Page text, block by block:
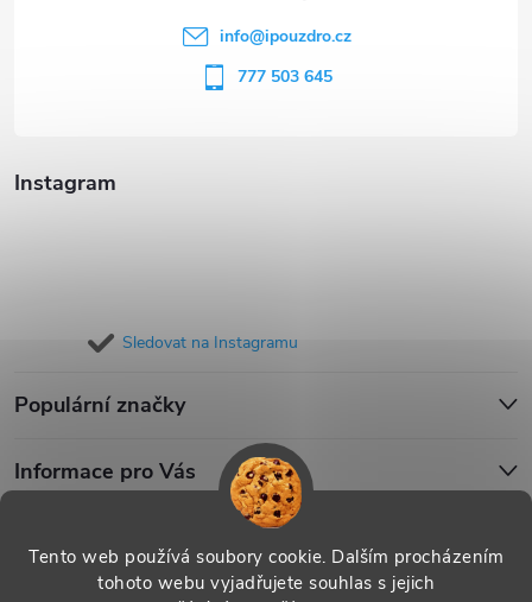
Tento web používá soubory cookie. Dalším procházením
tohoto webu vyjadřujete souhlas s jejich
Instagram
Sledovat na Instagramu
Populární značky
Informace pro Vás
info@ipouzdro.cz
777 503 645